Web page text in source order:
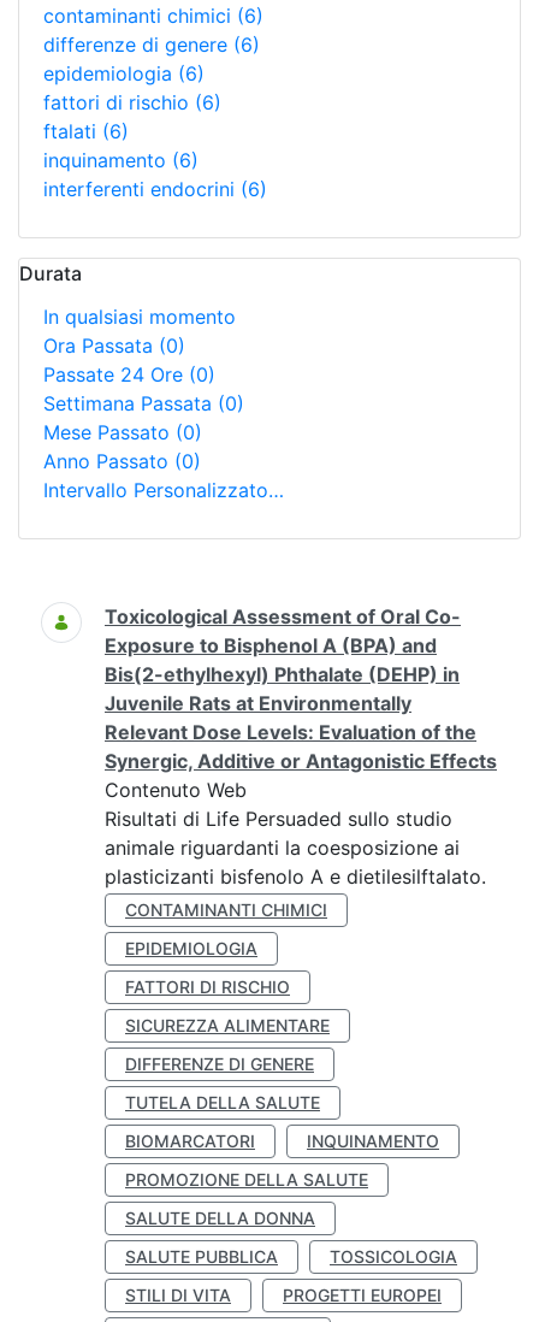
contaminanti chimici (6)
differenze di genere (6)
epidemiologia (6)
fattori di rischio (6)
ftalati (6)
inquinamento (6)
interferenti endocrini (6)
Durata
In qualsiasi momento
Ora Passata (0)
Passate 24 Ore (0)
Settimana Passata (0)
Mese Passato (0)
Anno Passato (0)
Intervallo Personalizzato…
Ricerca
Toxicological Assessment of Oral Co-
Exposure to Bisphenol A (BPA) and
Bis(2-ethylhexyl) Phthalate (DEHP) in
Juvenile Rats at Environmentally
Relevant Dose Levels: Evaluation of the
Synergic, Additive or Antagonistic Effects
Contenuto Web
Risultati di Life Persuaded sullo studio
animale riguardanti la coesposizione ai
plasticizanti bisfenolo A e dietilesilftalato.
CONTAMINANTI CHIMICI
EPIDEMIOLOGIA
FATTORI DI RISCHIO
SICUREZZA ALIMENTARE
DIFFERENZE DI GENERE
TUTELA DELLA SALUTE
BIOMARCATORI
INQUINAMENTO
PROMOZIONE DELLA SALUTE
SALUTE DELLA DONNA
SALUTE PUBBLICA
TOSSICOLOGIA
STILI DI VITA
PROGETTI EUROPEI